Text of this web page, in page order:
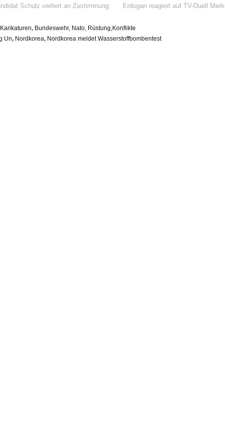
Schulz verliert an Zustimmung Erdogan reagiert auf TV-Duell
, Bundeswehr, Nato, Rüstung,Konflikte
Un, Nordkorea, Nordkorea meldet Wasserstoffbombentest